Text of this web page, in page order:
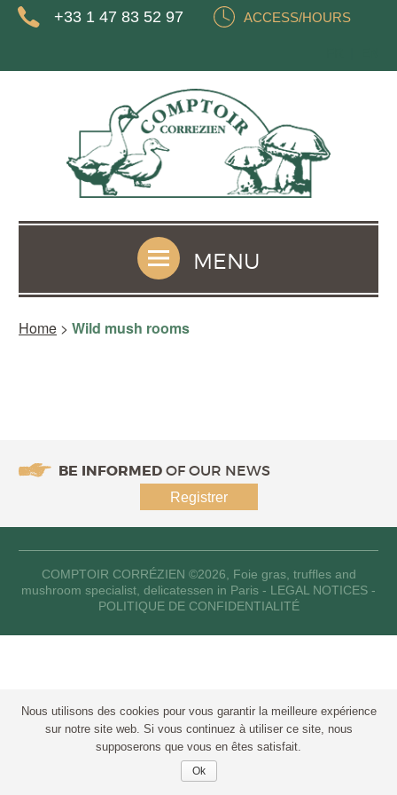
+33 1 47 83 52 97 ACCESS/HOURS
MENU
Home > Wild mush rooms
BE INFORMED OF OUR NEWS
Registrer
COMPTOIR CORRÉZIEN ©2026, Foie gras, truffles and
mushroom specialist, delicatessen in Paris - LEGAL NOTICES -
POLITIQUE DE CONFIDENTIALITÉ
Nous utilisons des cookies pour vous garantir la meilleure expérience
sur notre site web. Si vous continuez à utiliser ce site, nous
supposerons que vous en êtes satisfait.
Ok